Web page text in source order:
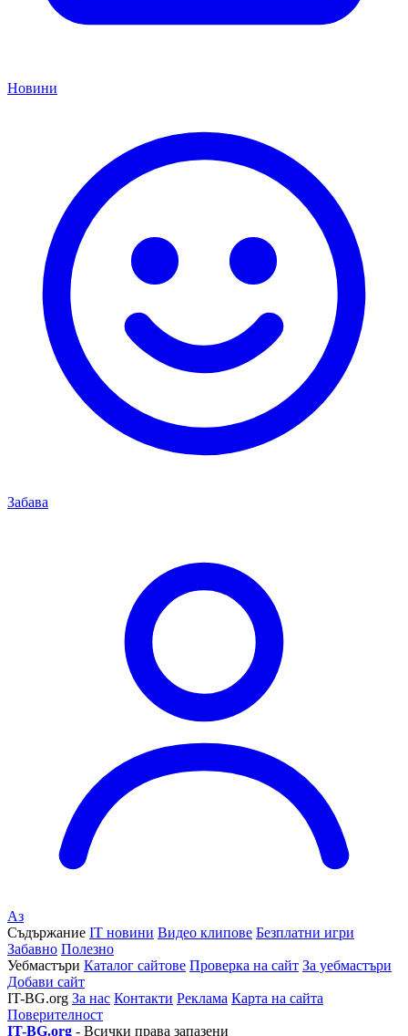
Новини
Забава
Аз
Съдържание IT новини Видео клипове Безплатни игри
Забавно Полезно
Уебмастъри Каталог сайтове Проверка на сайт За уебмастъри
Добави сайт
IT-BG.org За нас Контакти Реклама Карта на сайта
Поверителност
IT-BG.org - Всички права запазени